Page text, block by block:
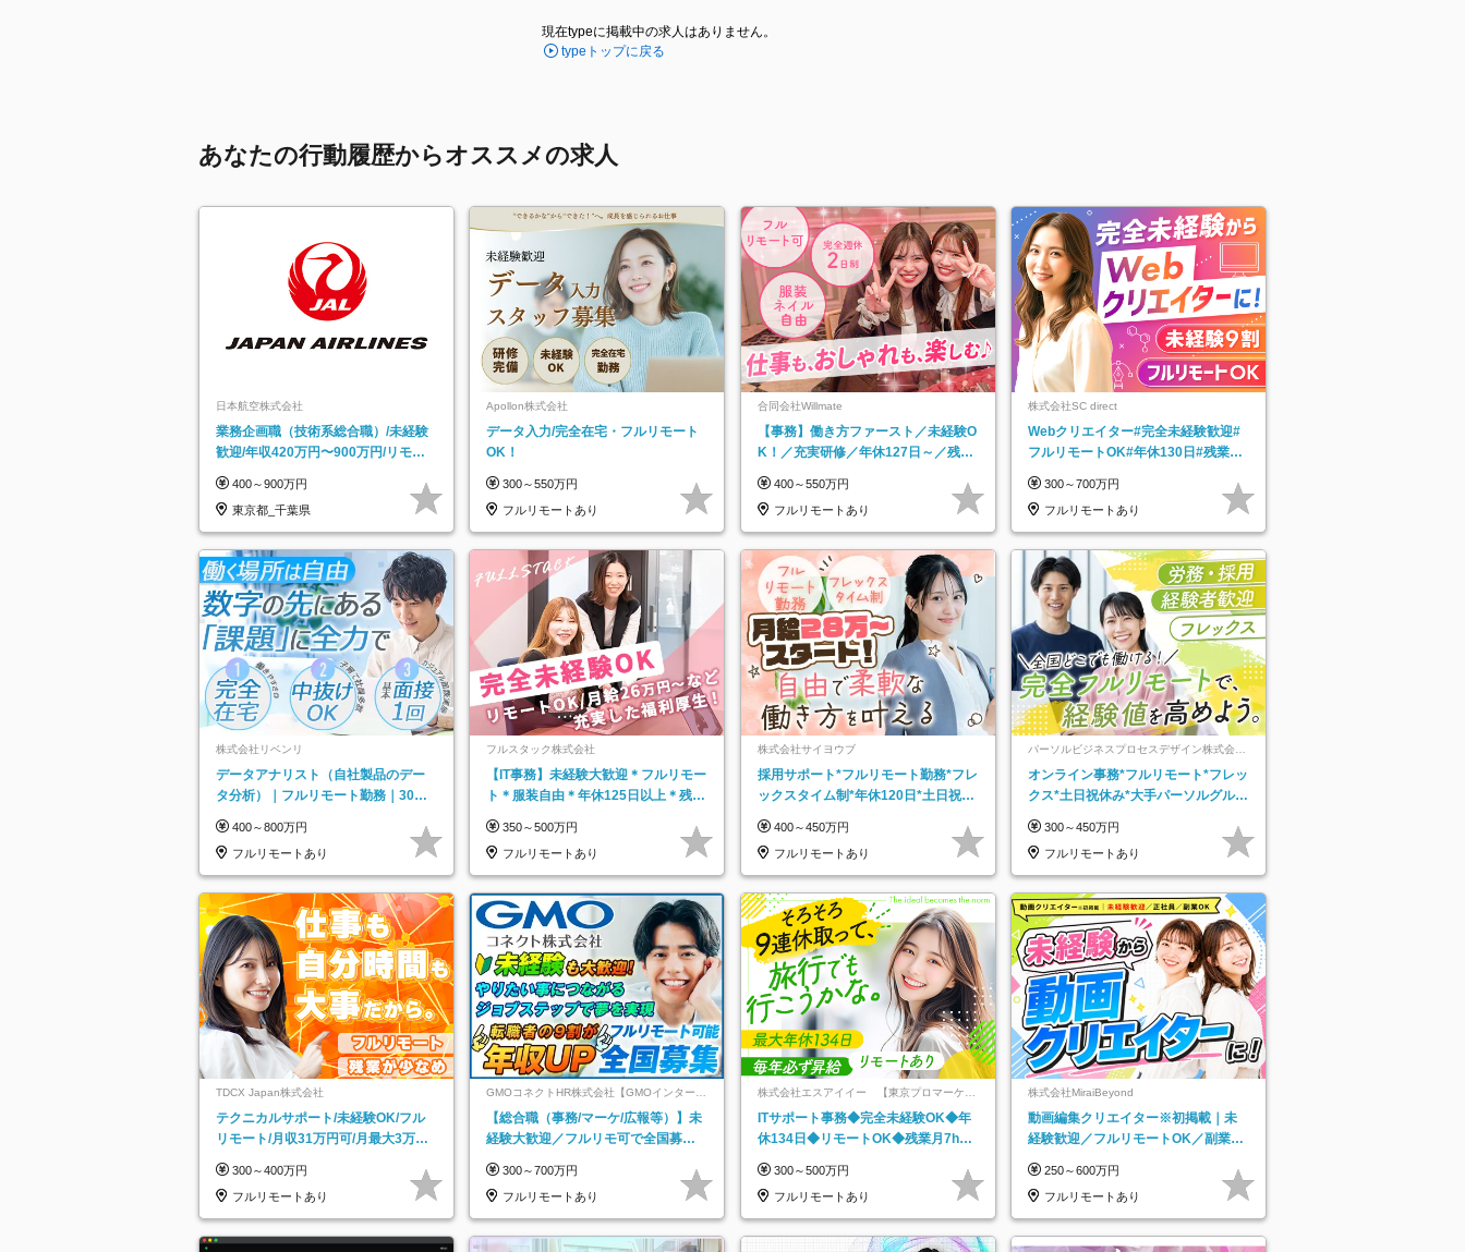
現在typeに掲載中の求人はありません。
typeトップに戻る
あなたの行動履歴からオススメの求人
日本航空株式会社
業務企画職（技術系総合職）/未経験
歓迎/年収420万円〜900万円/リモー
400～900万円
東京都_千葉県
Apollon株式会社
データ入力/完全在宅・フルリモート
OK！
300～550万円
フルリモートあり
合同会社Willmate
【事務】働き方ファースト／未経験O
K！／充実研修／年休127日～／残業
400～550万円
フルリモートあり
株式会社SC direct
Webクリエイター#完全未経験歓迎#
フルリモートOK#年休130日#残業月
300～700万円
フルリモートあり
株式会社リベンリ
データアナリスト（自社製品のデー
タ分析）｜フルリモート勤務｜30代
員多数活躍
400～800万円
フルリモートあり
フルスタック株式会社
【IT事務】未経験大歓迎＊フルリモー
ト＊服装自由＊年休125日以上＊残業
350～500万円
フルリモートあり
株式会社サイヨウブ
採用サポート*フルリモート勤務*フレ
ックスタイム制*年休120日*土日祝休
400～450万円
フルリモートあり
パーソルビジネスプロセスデザイン株式会
社 事業開発本部
オンライン事務*フルリモート*フレッ
クス*土日祝休み*大手パーソルグルー
300～450万円
フルリモートあり
TDCX Japan株式会社
テクニカルサポート/未経験OK/フル
リモート/月収31万円可/月最大3万の
300～400万円
フルリモートあり
GMOコネクトHR株式会社【GMOインターネ
ットグループ】
【総合職（事務/マーケ/広報等）】未
経験大歓迎／フルリモ可で全国募
★
300～700万円
フルリモートあり
株式会社エスアイイー 【東京プロマーケッ
ITサポート事務◆完全未経験OK◆年
休134日◆リモートOK◆残業月7h以
300～500万円
フルリモートあり
株式会社MiraiBeyond
動画編集クリエイター※初掲載｜未
経験歓迎／フルリモートOK／副業O
250～600万円
フルリモートあり